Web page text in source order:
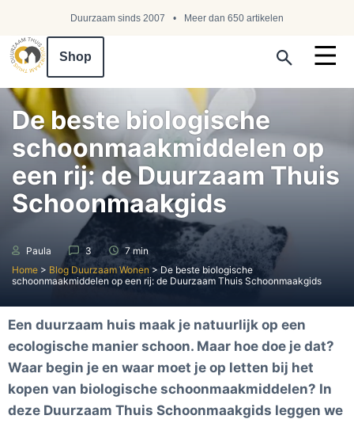
Duurzaam sinds 2007 Meer dan 650 artikelen
Shop
De beste biologische
schoonmaakmiddelen op
een rij: de Duurzaam Thuis
Schoonmaakgids
Paula 3
7 min
Home > Blog Duurzaam Wonen > De beste biologische
schoonmaakmiddelen op een rij: de Duurzaam Thuis Schoonmaakgids
Een duurzaam huis maak je natuurlijk op een
ecologische manier schoon. Maar hoe doe je dat?
Waar begin je en waar moet je op letten bij het
kopen van biologische schoonmaakmiddelen? In
deze Duurzaam Thuis Schoonmaakgids leggen we